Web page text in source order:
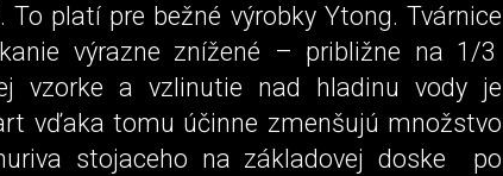
platí pre bežné výrobky Ytong. Tvárnice
výrazne znížené – približne na 1/3
vzorke a vzlinutie nad hladinu vody je
vďaka tomu účinne zmenšujú množstvo
stojaceho na základovej doske po